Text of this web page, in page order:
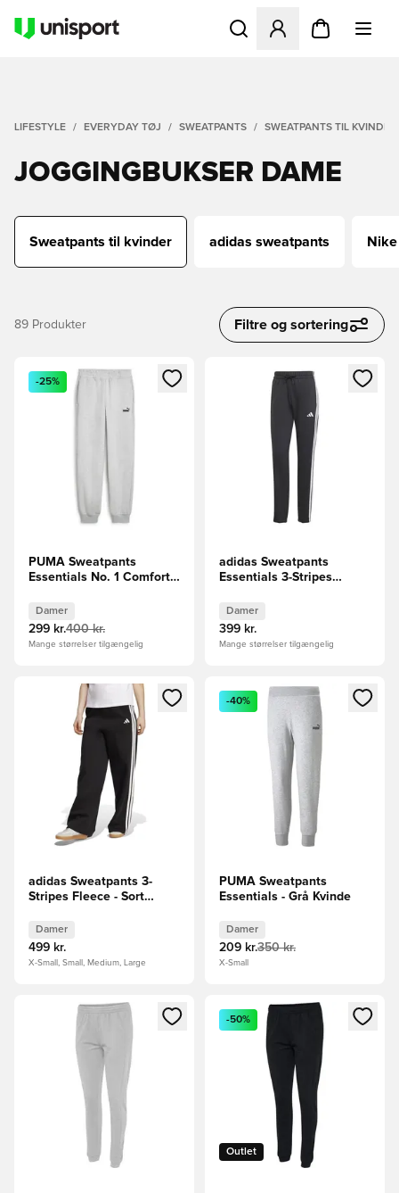
Åbner en Modal til at
LIFESTYLE EVERYDAY TØJ SWEATPANTS SWEATPANTS TIL KVINDER
JOGGINGBUKSER DAME
Sweatpants til kvinder adidas sweatpants
89 Produkter Filtre og sortering
Åbner en Modal til at logge ind eller tilmelde dig som
-25%
PUMA Sweatpants
Essentials No. 1 Comfort
Damer
299 kr.400 kr.
Mange størrelser tilgængelig
Åbner en Modal til at logge
adidas Sweatpants
Essentials 3-Stripes
Kvinde
Damer
399 kr.
Mange størrelser tilgængelig
Åbner en Modal til at logge ind eller tilmelde dig som
adidas Sweatpants 3-
Stripes Fleece - Sort
Damer
499 kr.
X-Small, Small, Medium, Large
Åbner en Modal til at logge
-40%
PUMA Sweatpants
Essentials - Grå Kvinde
Damer
209 kr.350 kr.
X-Small
Åbner en Modal til at logge ind eller tilmelde dig som
Åbner en Modal til at logge
Outlet
-50%